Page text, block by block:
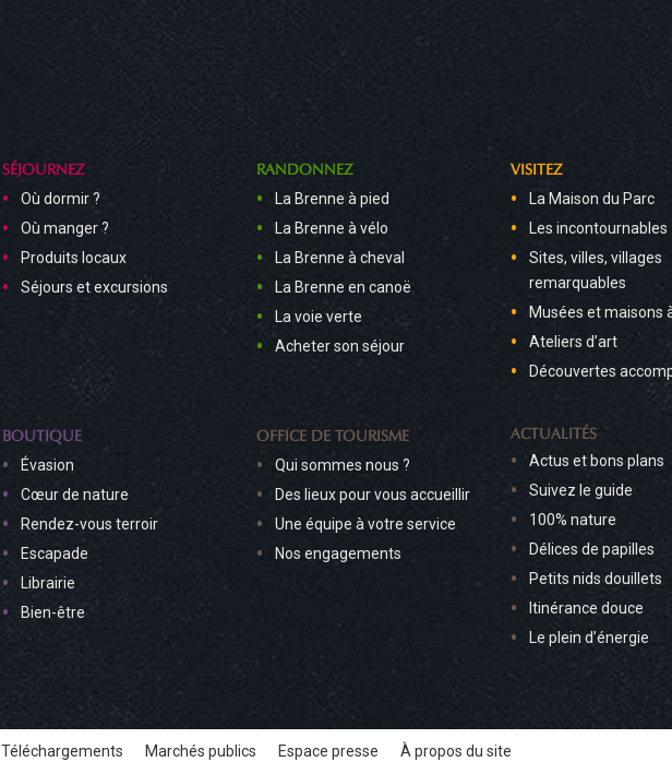
SÉJOURNEZ
Où dormir ?
Où manger ?
Produits locaux
Séjours et excursions
RANDONNEZ
La Brenne à pied
La Brenne à vélo
La Brenne à cheval
La Brenne en canoë
La voie verte
Acheter son séjour
VISITEZ
La Maison du Parc
Les incontournables
Sites, villes, villages
remarquables
Musées et maisons
Ateliers d’art
Découvertes
BOUTIQUE
Évasion
Cœur de nature
Rendez-vous terroir
Escapade
Librairie
Bien-être
OFFICE DE TOURISME
Qui sommes nous ?
Des lieux pour vous accueillir
Une équipe à votre service
Nos engagements
ACTUALITÉS
Actus et bons plans
Suivez le guide
100% nature
Délices de papilles
Petits nids douillets
Itinérance douce
Le plein d’énergie
Téléchargements Marchés publics Espace presse À propos du site